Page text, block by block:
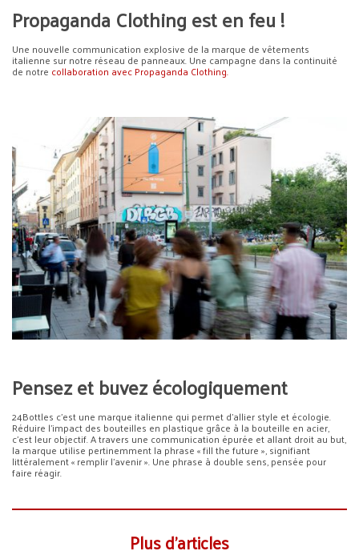
Propaganda Clothing est en feu !
Une nouvelle communication explosive de la marque de vêtements
italienne sur notre réseau de panneaux. Une campagne dans la continuité
de notre collaboration avec Propaganda Clothing.
Pensez et buvez écologiquement
24Bottles c’est une marque italienne qui permet d’allier style et écologie.
Réduire l’impact des bouteilles en plastique grâce à la bouteille en acier,
c’est leur objectif. A travers une communication épurée et allant droit au but,
la marque utilise pertinemment la phrase « fill the future », signifiant
littéralement « remplir l’avenir ». Une phrase à double sens, pensée pour
faire réagir.
Plus d’articles